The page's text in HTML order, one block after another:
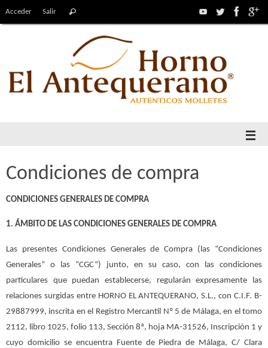
Acceder Salir
Condiciones de compra
CONDICIONES GENERALES DE COMPRA
1. ÁMBITO DE LAS CONDICIONES GENERALES DE COMPRA
Las presentes Condiciones Generales de Compra (las “Condiciones
Generales” o las “CGC”) junto, en su caso, con las condiciones
particulares que puedan establecerse, regularán expresamente las
relaciones surgidas entre HORNO EL ANTEQUERANO, S.L., con C.I.F. B-
29887999, inscrita en el Registro Mercantil Nº 5 de Málaga, en el tomo
2112, libro 1025, folio 113, Sección 8ª, hoja MA-31526, Inscripción 1 y
cuyo domicilio se encuentra Fuente de Piedra de Málaga, C/ Clara